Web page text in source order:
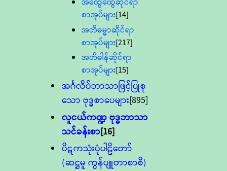
စာအုပ်များ[14]
အဘိဓမ္မာဆိုင်ရာ
စာအုပ်များ[217]
အဘိဓါန်ဆိုင်ရာ
စာအုပ်များ[15]
အင်္ဂလိပ်ဘာသာဖြင့်ပြုစု
သော ဗုဒ္ဓစာပေများ[895]
လူငယ်ကဏ္ဍ ဗုဒ္ဓဘာသာ
သင်ခန်းစာ[16]
ပိဋကသုံးပုံပါဠိတော်
(ဆဋ္ဌမူ ကွန်ပျူတာစာစီ)